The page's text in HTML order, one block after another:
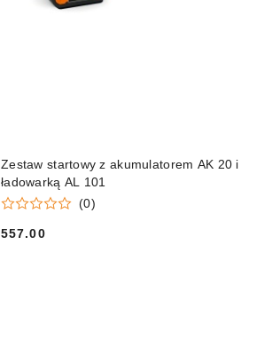
Zestaw startowy z akumulatorem AK 20 i
ładowarką AL 101
(0)
Cena:
557.00